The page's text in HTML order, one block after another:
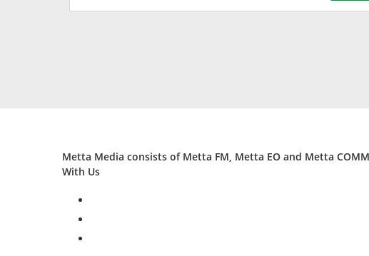
Metta Media consists of Metta FM, Metta EO and Metta
With Us